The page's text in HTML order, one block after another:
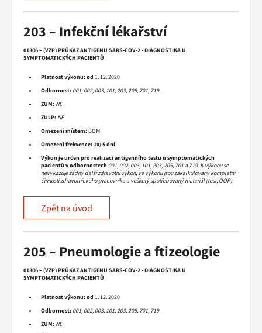
203 – Infekční lékařství
01306 – (VZP) PRŮKAZ ANTIGENU SARS-COV-2 - DIAGNOSTIKA U
SYMPTOMATICKÝCH PACIENTŮ
Platnost výkonu:od 1. 12. 2020
Odbornost: 001, 002, 003, 101, 203, 205, 701, 719
ZUM: NE
ZULP: NE
Omezení místem: BOM
Omezení frekvence:1x/ 5 dní
Výkon je určen pro realizaci antigenního testu u symptomatických
pacientů v odbornostech 001, 002, 003, 101, 203, 205, 701 a 719. K výkonu se
nevykazuje žádný další zdravotní výkon; ve výkonu jsou zakalkulovány kompletní
činnosti zdravotnického pracovníka a veškerý spotřebovaný materiál (test, OOP).
Zpět na úvod
205 – Pneumologie a ftizeologie
01306 – (VZP) PRŮKAZ ANTIGENU SARS-COV-2 - DIAGNOSTIKA U
SYMPTOMATICKÝCH PACIENTŮ
Platnost výkonu:od 1. 12. 2020
Odbornost: 001, 002, 003, 101, 203, 205, 701, 719
ZUM: NE